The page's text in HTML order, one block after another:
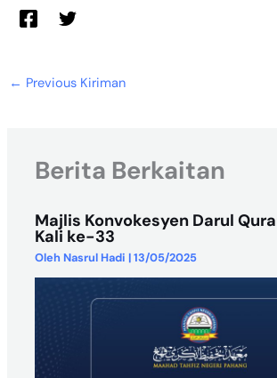
← Previous Kiriman
Berita Berkaitan
Majlis Konvokesyen Darul
Kali ke-33
Oleh Nasrul Hadi |13/05/2025